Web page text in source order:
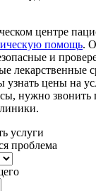
центре
помощь.
и
лекарственные
цены на
нужно звонить
услуги
проблема